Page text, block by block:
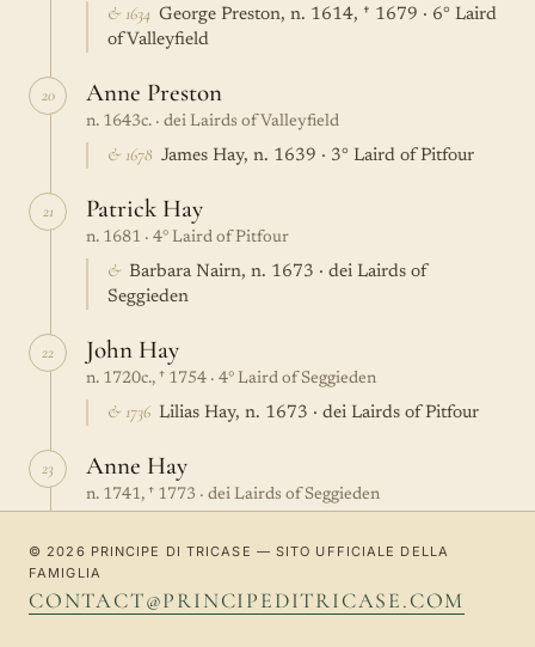
& 1634 George Preston, n. 1614, † 1679 · 6° Laird
of Valleyfield
20 Anne Preston
n. 1643c. · dei Lairds of Valleyfield
& 1678 James Hay, n. 1639 · 3° Laird of Pitfour
21 Patrick Hay
n. 1681 · 4° Laird of Pitfour
& Barbara Nairn, n. 1673 · dei Lairds of
Seggieden
22 John Hay
n. 1720c., † 1754 · 4° Laird of Seggieden
& 1736 Lilias Hay, n. 1673 · dei Lairds of Pitfour
23 Anne Hay
n. 1741, † 1773 · dei Lairds of Seggieden
Clerk of Dundee, Laird of Glenericht
24 Euphemia Chalmers
© 2026 PRINCIPE DI TRICASE — SITO UFFICIALE DELLA
FAMIGLIA
CONTACT@PRINCIPEDITRICASE.COM